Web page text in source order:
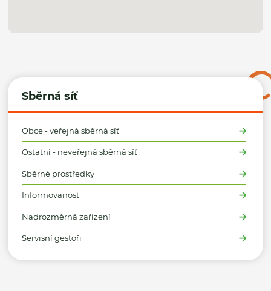
Sběrná síť
Obce - veřejná sběrná síť
Ostatní - neveřejná sběrná síť
Sběrné prostředky
Informovanost
Nadrozměrná zařízení
Servisní gestoři